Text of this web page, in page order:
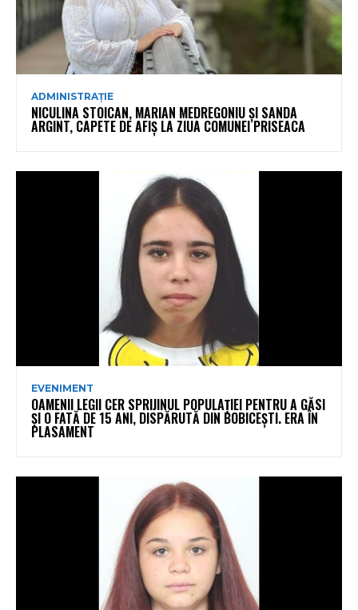
ADMINISTRAȚIE
NICULINA STOICAN, MARIAN MEDREGONIU ȘI SANDA
ARGINT, CAPETE DE AFIȘ LA ZIUA COMUNEI PRISEACA
EVENIMENT
OAMENII LEGII CER SPRIJINUL POPULAȚIEI PENTRU A GĂSI
ȘI O FATĂ DE 15 ANI, DISPĂRUTĂ DIN BOBICEȘTI. ERA ÎN
PLASAMENT